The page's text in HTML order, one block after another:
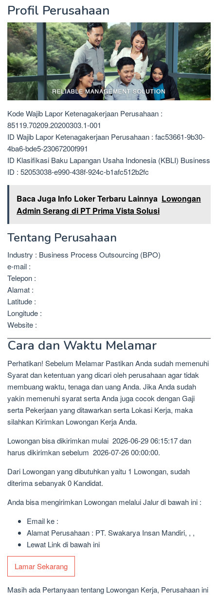
Profil Perusahaan
Kode Wajib Lapor Ketenagakerjaan Perusahaan :
85119.70209.20200303.1-001
ID Wajib Lapor Ketenagakerjaan Perusahaan : fac53661-9b30-
4ba6-bde5-23067200f991
ID Klasifikasi Baku Lapangan Usaha Indonesia (KBLI) Business
ID : 52053038-e990-438f-924c-b1afc512b2fc
Baca Juga Info Loker Terbaru Lainnya Lowongan
Admin Serang di PT Prima Vista Solusi
Tentang Perusahaan
Industry : Business Process Outsourcing (BPO)
e-mail :
Telepon :
Alamat :
Latitude :
Longitude :
Website :
Cara dan Waktu Melamar
Perhatikan! Sebelum Melamar Pastikan Anda sudah memenuhi
Syarat dan ketentuan yang dicari oleh perusahaan agar tidak
membuang waktu, tenaga dan uang Anda. Jika Anda sudah
yakin memenuhi syarat serta Anda juga cocok dengan Gaji
serta Pekerjaan yang ditawarkan serta Lokasi Kerja, maka
silahkan Kirimkan Lowongan Kerja Anda.
Lowongan bisa dikirimkan mulai 2026-06-29 06:15:17 dan
harus dikirimkan sebelum 2026-07-26 00:00:00.
Dari Lowongan yang dibutuhkan yaitu 1 Lowongan, sudah
diterima sebanyak 0 Kandidat.
Anda bisa mengirimkan Lowongan melalui Jalur di bawah ini :
Email ke :
Alamat Perusahaan : PT. Swakarya Insan Mandiri, , ,
Lewat Link di bawah ini
Lamar Sekarang
Masih ada Pertanyaan tentang Lowongan Kerja, Perusahaan ini